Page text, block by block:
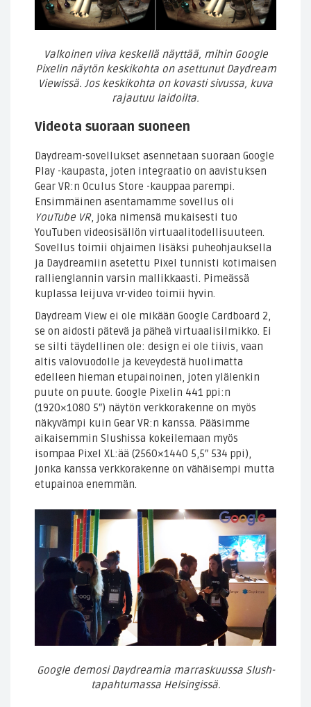
Valkoinen viiva keskellä näyttää, mihin Google
Pixelin näytön keskikohta on asettunut Daydream
Viewissä. Jos keskikohta on kovasti sivussa, kuva
rajautuu laidoilta.
Videota suoraan suoneen
Daydream-sovellukset asennetaan suoraan Google
Play -kaupasta, joten integraatio on aavistuksen
Gear VR:n Oculus Store -kauppaa parempi.
Ensimmäinen asentamamme sovellus oli
YouTube VR, joka nimensä mukaisesti tuo
YouTuben videosisällön virtuaalitodellisuuteen.
Sovellus toimii ohjaimen lisäksi puheohjauksella
ja Daydreamiin asetettu Pixel tunnisti kotimaisen
rallienglannin varsin mallikkaasti. Pimeässä
kuplassa leijuva vr-video toimii hyvin.
Daydream View ei ole mikään Google Cardboard 2,
se on aidosti pätevä ja päheä virtuaalisilmikko. Ei
se silti täydellinen ole: design ei ole tiivis, vaan
altis valovuodolle ja keveydestä huolimatta
edelleen hieman etupainoinen, joten ylälenkin
puute on puute. Google Pixelin 441 ppi:n
(1920×1080 5″) näytön verkkorakenne on myös
näkyvämpi kuin Gear VR:n kanssa. Pääsimme
aikaisemmin Slushissa kokeilemaan myös
isompaa Pixel XL:ää (2560×1440 5,5″ 534 ppi),
jonka kanssa verkkorakenne on vähäisempi mutta
etupainoa enemmän.
Google demosi Daydreamia marraskuussa Slush-
tapahtumassa Helsingissä.